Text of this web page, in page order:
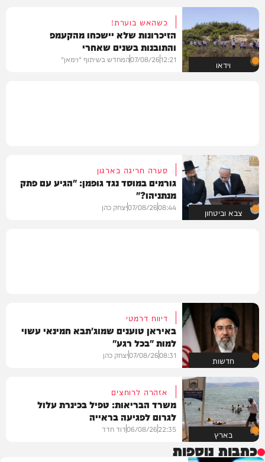
וידאו
כשהאש בוערת!
הזיכרונות שלא יישכחו מהקעמפ
והתובנות בשנים שאחרי
12:21
07/08/26המחדש בשיתוף "וימאן"
צבא וביטחון
סערה חריגה בארגון
גורמים במוסד נגד גופמן: "הגיע עם פתק
מנתניהו?"
08:44
07/08/26יצחק כהן
חדשות
דיווח דרמטי
באיראן טוענים שמוג'תבא חמינאי עשוי
למות "בכל רגע"
08:31
07/08/26יצחק כהן
בארץ
אזהרה לרוחצים
משרד הבריאות: טפיל בכינרת עלול
לגרום לפגיעה בראייה
22:35
06/08/26דוד חדד
כתבות נוספות